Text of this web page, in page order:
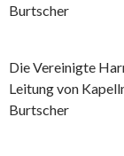
Burtscher
Die Vereinigte
Leitung von
Burtscher